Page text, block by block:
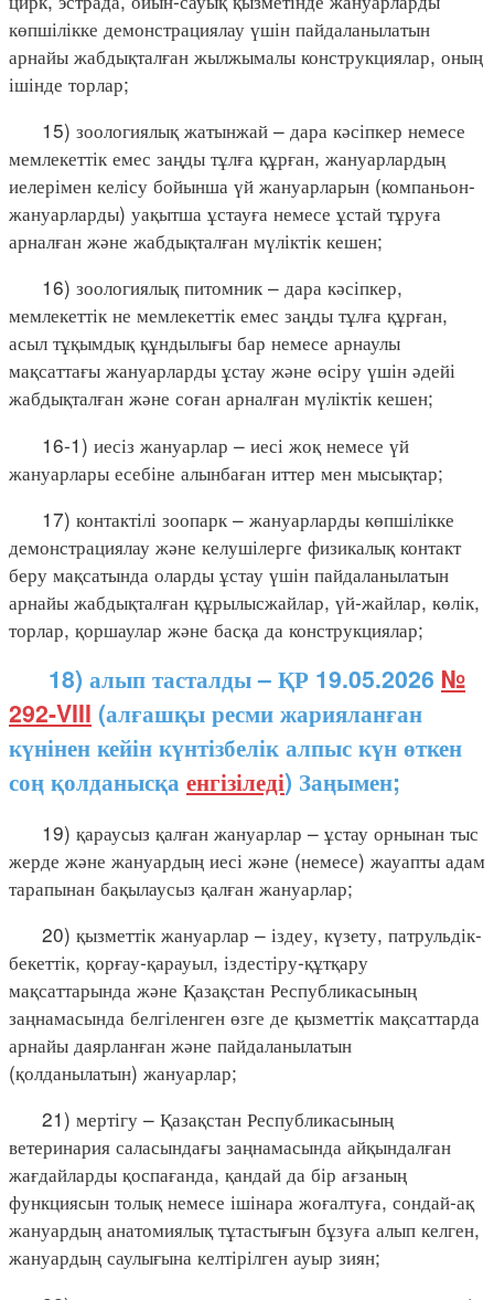
көпшілікке демонстрациялау үшін пайдаланылатын
арнайы жабдықталған жылжымалы конструкциялар, оның
ішінде торлар;
15) зоологиялық жатынжай – дара кәсіпкер немесе
мемлекеттік емес заңды тұлға құрған, жануарлардың
иелерімен келісу бойынша үй жануарларын (компаньон-
жануарларды) уақытша ұстауға немесе ұстай тұруға
арналған және жабдықталған мүліктік кешен;
16) зоологиялық питомник – дара кәсіпкер,
мемлекеттік не мемлекеттік емес заңды тұлға құрған,
асыл тұқымдық құндылығы бар немесе арнаулы
мақсаттағы жануарларды ұстау және өсіру үшін әдейі
жабдықталған және соған арналған мүліктік кешен;
16-1) иесіз жануарлар – иесі жоқ немесе үй
жануарлары есебіне алынбаған иттер мен мысықтар;
17) контактілі зоопарк – жануарларды көпшілікке
демонстрациялау және келушілерге физикалық контакт
беру мақсатында оларды ұстау үшін пайдаланылатын
арнайы жабдықталған құрылысжайлар, үй-жайлар, көлік,
торлар, қоршаулар және басқа да конструкциялар;
18) алып тасталды – ҚР 19.05.2026 №
292-VIII (алғашқы ресми жарияланған
күнінен кейін күнтізбелік алпыс күн өткен
соң қолданысқа енгізіледі) Заңымен;
19) қараусыз қалған жануарлар – ұстау орнынан тыс
жерде және жануардың иесі және (немесе) жауапты адам
тарапынан бақылаусыз қалған жануарлар;
20) қызметтік жануарлар – іздеу, күзету, патрульдік-
бекеттік, қорғау-қарауыл, іздестіру-құтқару
мақсаттарында және Қазақстан Республикасының
заңнамасында белгіленген өзге де қызметтік мақсаттарда
арнайы даярланған және пайдаланылатын
(қолданылатын) жануарлар;
21) мертігу – Қазақстан Республикасының
ветеринария саласындағы заңнамасында айқындалған
жағдайларды қоспағанда, қандай да бір ағзаның
функциясын толық немесе ішінара жоғалтуға, сондай-ақ
жануардың анатомиялық тұтастығын бұзуға алып келген,
жануардың саулығына келтірілген ауыр зиян;